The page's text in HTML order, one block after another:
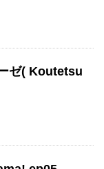
ゼ( Koutetsu